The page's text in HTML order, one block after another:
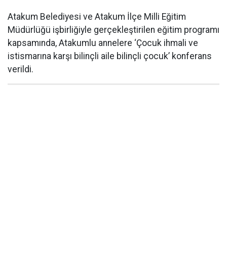
Atakum Belediyesi ve Atakum İlçe Milli Eğitim
Müdürlüğü işbirliğiyle gerçekleştirilen eğitim programı
kapsamında, Atakumlu annelere ‘Çocuk ihmali ve
istismarına karşı bilinçli aile bilinçli çocuk’ konferans
verildi.